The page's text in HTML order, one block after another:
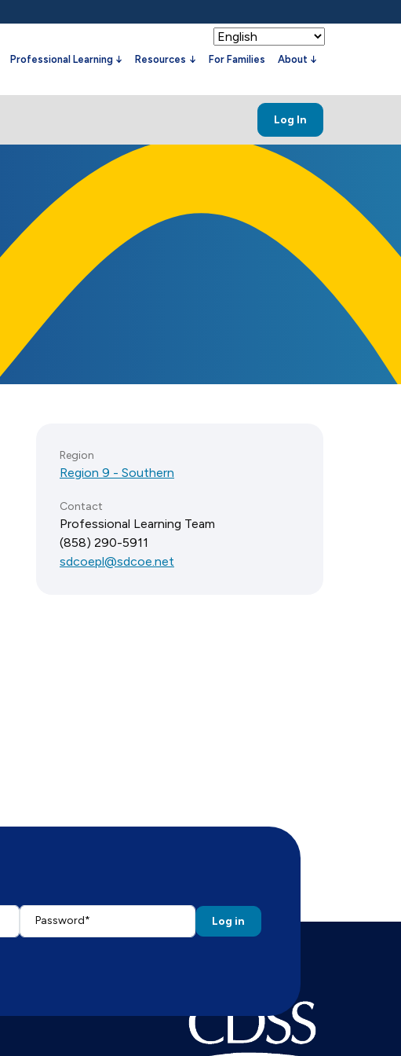
Professional Learning Resources For Families About
Log In
Region
Region 9 - Southern
Contact
Professional Learning Team
(858) 290-5911
sdcoepl@sdcoe.net
Password